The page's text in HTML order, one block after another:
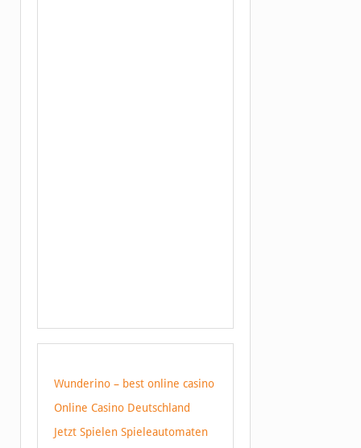
Wunderino – best online casino
Online Casino Deutschland
Jetzt Spielen Spieleautomaten